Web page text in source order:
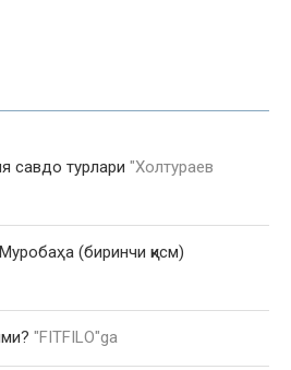
савдо турлари "Холтураев
(биринчи қисм)
"FITFILO"ga